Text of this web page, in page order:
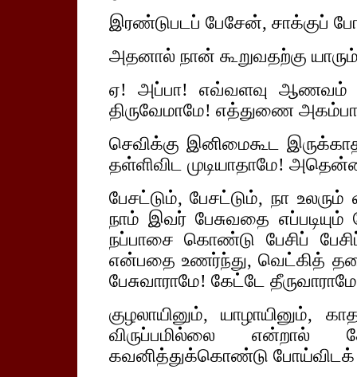
இரண்டுபடப் பேசேன், சாக்குப்
அதனால் நான் கூறுவதற்கு யாரும்
ஏ! அப்பா! எவ்வளவு ஆணவம்
திருவேமாமே! எத்துணை
செவிக்கு இனிமைகூட
தள்ளிவிட முடியாதாமே!
பேசட்டும், பேசட்டும், நா
நாம் இவர் பேசுவதை
நப்பாசை கொண்டு பேசிப்
என்பதை உணர்ந்து, வெட்கித்
பேசுவாராமே! கேட்டே
குழலாயினும், யாழாயினும்,
விருப்பமில்லை
கவனித்துக்கொண்டு